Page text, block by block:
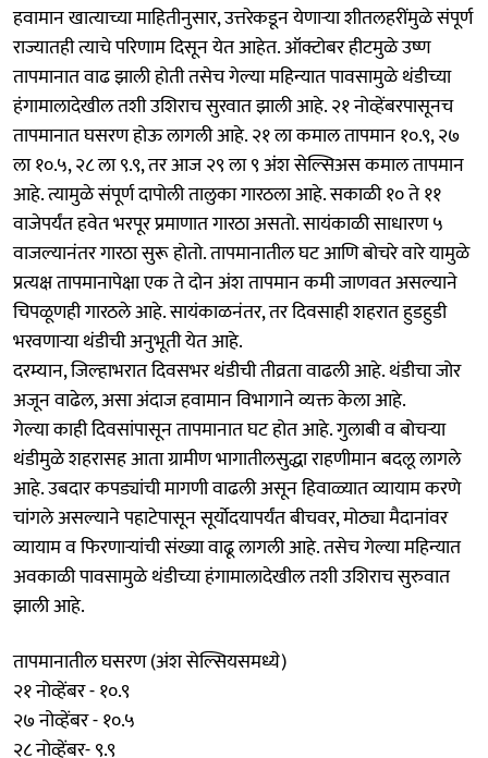
हवामान खात्याच्या माहितीनुसार, उत्तरेकडून येणाऱ्या शीतलहरींमुळे संपूर्ण
राज्यातही त्याचे परिणाम दिसून येत आहेत. ऑक्टोबर हीटमुळे उष्ण
तापमानात वाढ झाली होती तसेच गेल्या महिन्यात पावसामुळे थंडीच्या
हंगामालादेखील तशी उशिराच सुरवात झाली आहे. २१ नोव्हेंबरपासूनच
तापमानात घसरण होऊ लागली आहे. २१ ला कमाल तापमान १०.९, २७
ला १०.५, २८ ला ९.९, तर आज २९ ला ९ अंश सेल्सिअस कमाल तापमान
आहे. त्यामुळे संपूर्ण दापोली तालुका गारठला आहे. सकाळी १० ते ११
वाजेपर्यंत हवेत भरपूर प्रमाणात गारठा असतो. सायंकाळी साधारण ५
वाजल्यानंतर गारठा सुरू होतो. तापमानातील घट आणि बोचरे वारे यामुळे
प्रत्यक्ष तापमानापेक्षा एक ते दोन अंश तापमान कमी जाणवत असल्याने
चिपळूणही गारठले आहे. सायंकाळनंतर, तर दिवसाही शहरात हुडहुडी
भरवणाऱ्‍या थंडीची अनुभूती येत आहे.
दरम्यान, जिल्हाभरात दिवसभर थंडीची तीव्रता वाढली आहे. थंडीचा जोर
अजून वाढेल, असा अंदाज हवामान विभागाने व्यक्त केला आहे.
गेल्या काही दिवसांपासून तापमानात घट होत आहे. गुलाबी व बोचऱ्या
थंडीमुळे शहरासह आता ग्रामीण भागातीलसुद्धा राहणीमान बदलू लागले
आहे. उबदार कपड्यांची मागणी वाढली असून हिवाळ्यात व्यायाम करणे
चांगले असल्याने पहाटेपासून सूर्योदयापर्यंत बीचवर, मोठ्या मैदानांवर
व्यायाम व फिरणाऱ्यांची संख्या वाढू लागली आहे. तसेच गेल्या महिन्यात
अवकाळी पावसामुळे थंडीच्या हंगामालादेखील तशी उशिराच सुरुवात
झाली आहे.
तापमानातील घसरण (अंश सेल्सियसमध्ये)
२१ नोव्हेंबर - १०.९
२७ नोव्हेंबर - १०.५
२८ नोव्हेंबर- ९.९